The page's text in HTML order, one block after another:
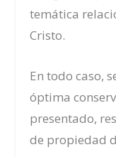
temática
Cristo.
En todo caso,
óptima
presentado,
de propiedad